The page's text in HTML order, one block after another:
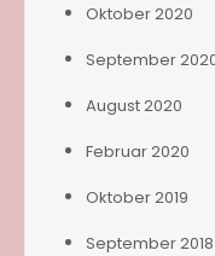
Oktober 2020
September
August 2020
Februar 2020
Oktober 2019
September 2018